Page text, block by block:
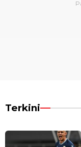
Terkini